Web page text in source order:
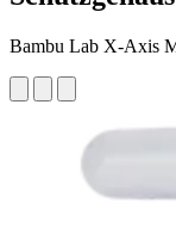
Bambu Lab X-Axis